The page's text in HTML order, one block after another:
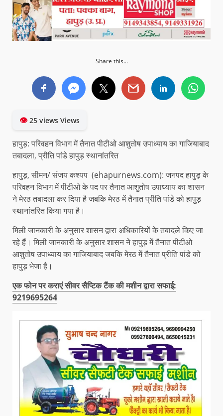
Share this...
👁25 views Views
हापुड़: परिवहन विभाग में तैनात पीटीओ आशुतोष उपाध्याय का गाजियाबाद
तबादला, प्रीति पांडे हापुड़ स्थानांतरित
हापुड़, सीमन/ संजय कश्यप (ehapurnews.com): जनपद हापुड़ के
परिवहन विभाग में पीटीओ के पद पर तैनात आशुतोष उपाध्याय का शासन
ने मेरठ तबादला कर दिया है जबकि मेरठ में तैनात प्रीति पांडे को हापुड़
स्थानांतरित किया गया है।
मिली जानकारी के अनुसार शासन द्वारा अधिकारियों के तबादले किए जा
रहे हैं। मिली जानकारी के अनुसार शासन ने हापुड़ में तैनात पीटीओ
आशुतोष उपाध्याय का गाजियाबाद जबकि मेरठ में तैनात प्रीति पांडे को
हापुड़ भेजा है।
एक फोन पर कराएं सीवर सैप्टिक टैंक की मशीन द्वारा सफाई:
9219695264